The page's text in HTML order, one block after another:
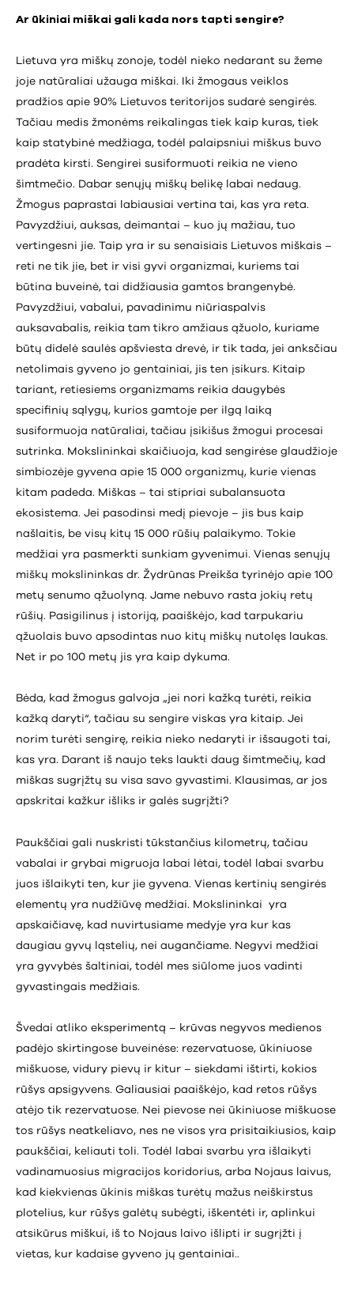
Ar ūkiniai miškai gali kada nors tapti sengire?
Lietuva yra miškų zonoje, todėl nieko nedarant su žeme
joje natūraliai užauga miškai. Iki žmogaus veiklos
pradžios apie 90% Lietuvos teritorijos sudarė sengirės.
Tačiau medis žmonėms reikalingas tiek kaip kuras, tiek
kaip statybinė medžiaga, todėl palaipsniui miškus buvo
pradėta kirsti. Sengirei susiformuoti reikia ne vieno
šimtmečio. Dabar senųjų miškų belikę labai nedaug.
Žmogus paprastai labiausiai vertina tai, kas yra reta.
Pavyzdžiui, auksas, deimantai – kuo jų mažiau, tuo
vertingesni jie. Taip yra ir su senaisiais Lietuvos miškais –
reti ne tik jie, bet ir visi gyvi organizmai, kuriems tai
būtina buveinė, tai didžiausia gamtos brangenybė.
Pavyzdžiui, vabalui, pavadinimu niūriaspalvis
auksavabalis, reikia tam tikro amžiaus ąžuolo, kuriame
būtų didelė saulės apšviesta drevė, ir tik tada, jei anksčiau
netolimais gyveno jo gentainiai, jis ten įsikurs. Kitaip
tariant, retiesiems organizmams reikia daugybės
specifinių sąlygų, kurios gamtoje per ilgą laiką
susiformuoja natūraliai, tačiau įsikišus žmogui procesai
sutrinka. Mokslininkai skaičiuoja, kad sengirėse glaudžioje
simbiozėje gyvena apie 15 000 organizmų, kurie vienas
kitam padeda. Miškas – tai stipriai subalansuota
ekosistema. Jei pasodinsi medį pievoje – jis bus kaip
našlaitis, be visų kitų 15 000 rūšių palaikymo. Tokie
medžiai yra pasmerkti sunkiam gyvenimui. Vienas senųjų
miškų mokslininkas dr. Žydrūnas Preikša tyrinėjo apie 100
metų senumo ąžuolyną. Jame nebuvo rasta jokių retų
rūšių. Pasigilinus į istoriją, paaiškėjo, kad tarpukariu
ąžuolais buvo apsodintas nuo kitų miškų nutolęs laukas.
Net ir po 100 metų jis yra kaip dykuma.
Bėda, kad žmogus galvoja „jei nori kažką turėti, reikia
kažką daryti“, tačiau su sengire viskas yra kitaip. Jei
norim turėti sengirę, reikia nieko nedaryti ir išsaugoti tai,
kas yra. Darant iš naujo teks laukti daug šimtmečių, kad
miškas sugrįžtų su visa savo gyvastimi. Klausimas, ar jos
apskritai kažkur išliks ir galės sugrįžti?
Paukščiai gali nuskristi tūkstančius kilometrų, tačiau
vabalai ir grybai migruoja labai lėtai, todėl labai svarbu
juos išlaikyti ten, kur jie gyvena. Vienas kertinių sengirės
elementų yra nudžiūvę medžiai. Mokslininkai yra
apskaičiavę, kad nuvirtusiame medyje yra kur kas
daugiau gyvų ląstelių, nei augančiame. Negyvi medžiai
yra gyvybės šaltiniai, todėl mes siūlome juos vadinti
gyvastingais medžiais.
Švedai atliko eksperimentą – krūvas negyvos medienos
padėjo skirtingose buveinėse: rezervatuose, ūkiniuose
miškuose, vidury pievų ir kitur – siekdami ištirti, kokios
rūšys apsigyvens. Galiausiai paaiškėjo, kad retos rūšys
atėjo tik rezervatuose. Nei pievose nei ūkiniuose miškuose
tos rūšys neatkeliavo, nes ne visos yra prisitaikiusios, kaip
paukščiai, keliauti toli. Todėl labai svarbu yra išlaikyti
vadinamuosius migracijos koridorius, arba Nojaus laivus,
kad kiekvienas ūkinis miškas turėtų mažus neiškirstus
plotelius, kur rūšys galėtų subėgti, iškentėti ir, aplinkui
atsikūrus miškui, iš to Nojaus laivo išlipti ir sugrįžti į
vietas, kur kadaise gyveno jų gentainiai..